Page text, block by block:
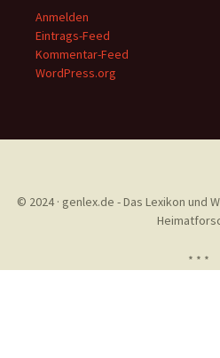
Anmelden
Eintrags-Feed
Kommentar-Feed
WordPress.org
© 2024 · genlex.de - Das Lexikon und
* * *